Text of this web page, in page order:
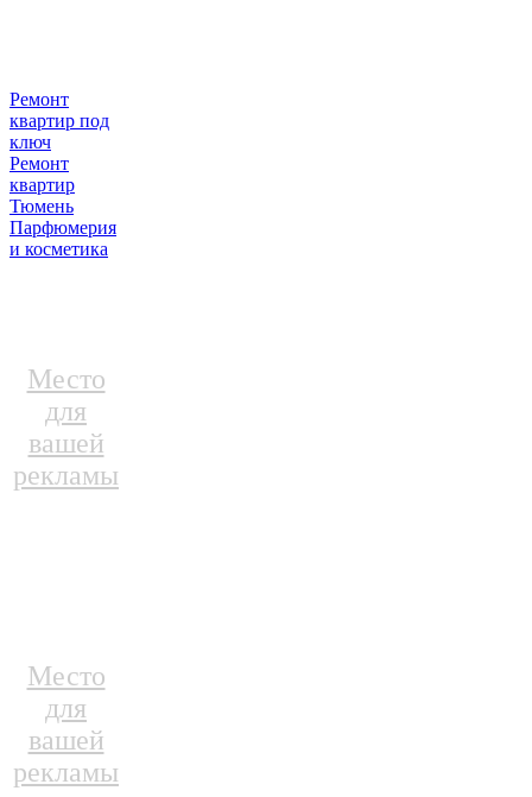
Ремонт
квартир под
ключ
Ремонт
квартир
Тюмень
Парфюмерия
и косметика
Место
для
вашей
рекламы
Место
для
вашей
рекламы